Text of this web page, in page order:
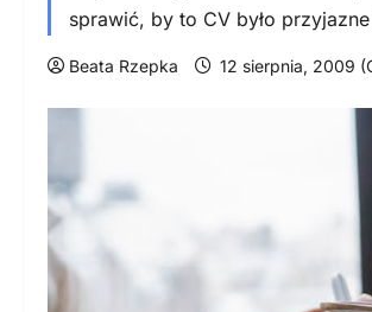
sprawić, by to CV było
Beata Rzepka 12 sierpnia, 2009